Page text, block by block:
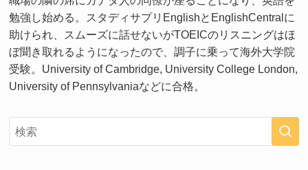
勉強し始める。スタディサプリEnglishとEnglishCentralに
助けられ、スムーズに話せないがTOEICのリスニングはほ
ぼ聞き取れるようになったので、調子に乗って海外大学院
受験。University of Cambridge, University College London,
University of Pennsylvaniaなどに合格。